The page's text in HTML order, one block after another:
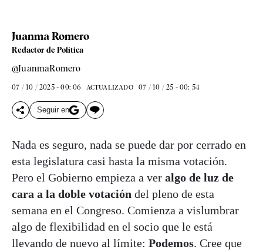
Juanma Romero
Redactor de Política
@JuanmaRomero
07 / 10 / 2025 - 00: 06 ACTUALIZADO 07 / 10 / 25 - 00: 54
Seguir en
Nada es seguro, nada se puede dar por cerrado en
esta legislatura casi hasta la misma votación.
Pero el Gobierno empieza a ver algo de luz de
cara a la doble votación del pleno de esta
semana en el Congreso. Comienza a vislumbrar
algo de flexibilidad en el socio que le está
llevando de nuevo al límite: Podemos. Cree que